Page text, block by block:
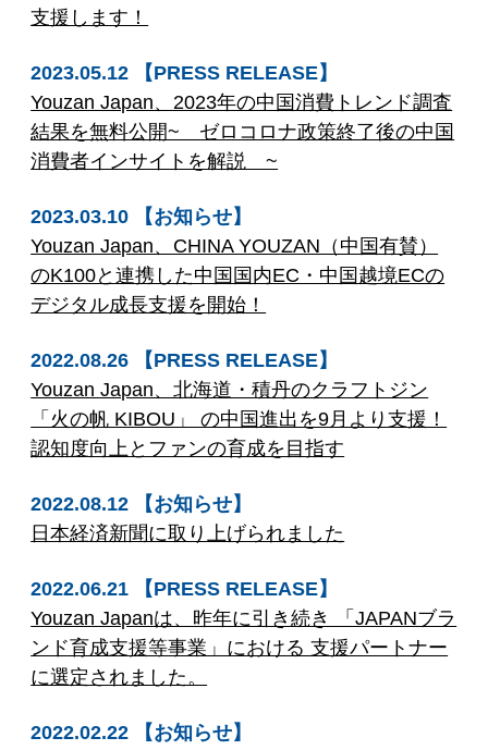
支援します！
2023.05.12 【PRESS RELEASE】
Youzan Japan、2023年の中国消費トレンド調査
結果を無料公開~ ゼロコロナ政策終了後の中国
消費者インサイトを解説 ~
2023.03.10 【お知らせ】
Youzan Japan、CHINA YOUZAN（中国有賛）
のK100と連携した中国国内EC・中国越境ECの
デジタル成長支援を開始！
2022.08.26 【PRESS RELEASE】
Youzan Japan、北海道・積丹のクラフトジン
「火の帆 KIBOU」 の中国進出を9月より支援！
認知度向上とファンの育成を目指す
2022.08.12 【お知らせ】
日本経済新聞に取り上げられました
2022.06.21 【PRESS RELEASE】
Youzan Japanは、昨年に引き続き 「JAPANブラ
ンド育成支援等事業」における 支援パートナー
に選定されました。
2022.02.22 【お知らせ】